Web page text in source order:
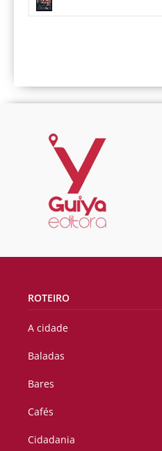
ROTEIRO
A cidade
Baladas
Bares
Cafés
Cidadania